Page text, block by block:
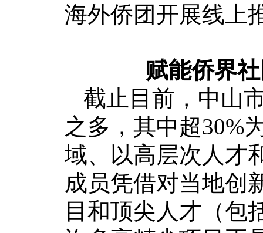
海外侨团开展线上
赋能侨界
截止目前，中山
之多，其中超30%
域、以高层次人才
成员凭借对当地创
目和顶尖人才（包